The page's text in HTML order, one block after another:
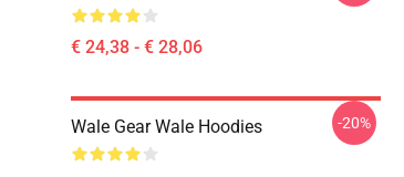
€ 24,38 - € 28,06
Wale Gear Wale Hoodies -20%